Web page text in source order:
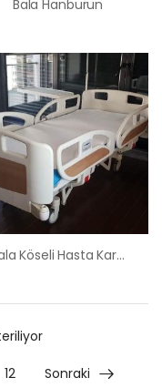
Bala Hanburun
Bala Köseli Hasta Karyolası Satış Kiralama Fiyatı
12 Sonraki